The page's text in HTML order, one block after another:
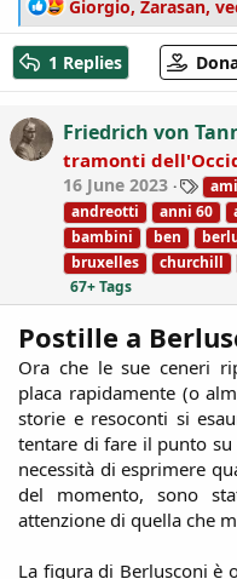
R
e
a
c
t
i
o
n
s
:
Giorgio, Zarasan,
1 Replies
Friedrich von
tramonti
16 June 2023
T
a
g
s
andreotti
anni 60
bambini
ben
bruxelles
churchill
67+ Tags
Postille a
Ora che le sue ceneri
placa rapidamente (o
storie e resoconti si
tentare di fare il punto
necessità di esprimere
del momento, sono
attenzione di quella che
La figura di Berlusconi è